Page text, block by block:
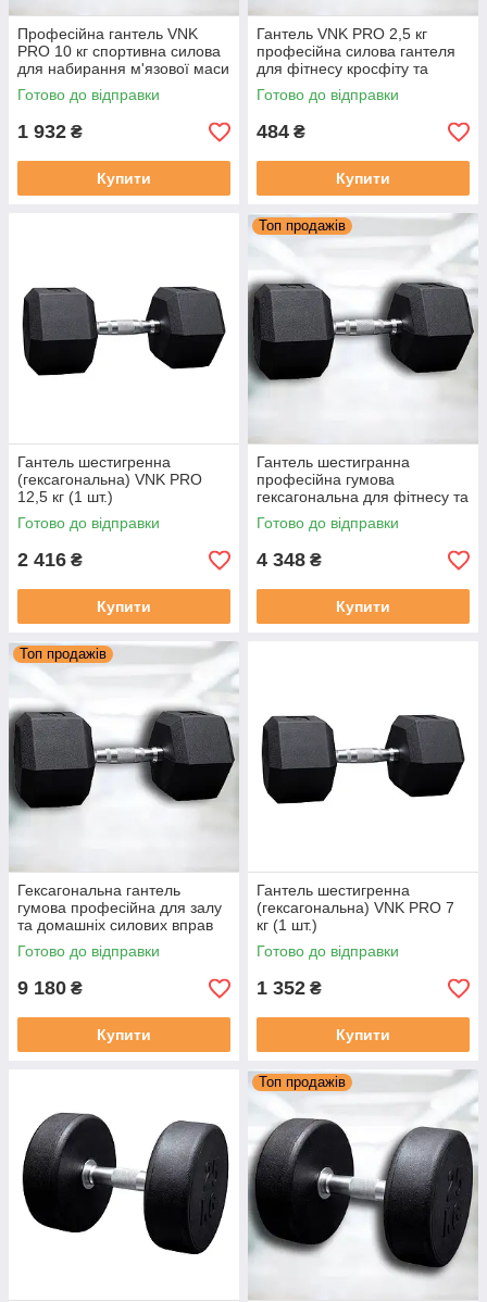
Професійна гантель VNK
PRO 10 кг спортивна силова
для набирання м'язової маси
та функціональних тренувань
Готово до відправки
1 932 ₴
Купити
Гантель VNK PRO 2,5 кг
професійна силова гантеля
для фітнесу кросфіту та
силових вправ
Готово до відправки
484 ₴
Купити
Гантель шестигренна
(гексагональна) VNK PRO
12,5 кг (1 шт.)
Готово до відправки
2 416 ₴
Купити
Топ продажів
Гантель шестигранна
професійна гумова
гексагональна для фітнесу та
силових тренувань VNK PRO
22,5 кг (1 шт.)
Готово до відправки
4 348 ₴
Купити
Топ продажів
Гексагональна гантель
гумова професійна для залу
та домашніх силових вправ
VNK PRO 47,5 кг (1 шт.)
Готово до відправки
9 180 ₴
Купити
Гантель шестигренна
(гексагональна) VNK PRO 7
кг (1 шт.)
Готово до відправки
1 352 ₴
Купити
Топ продажів